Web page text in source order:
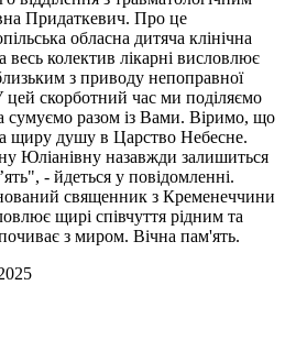
Придаткевич. Про це
обласна дитяча клінічна
весь колектив лікарні висловлює
з приводу непоправної
скорботний час ми поділяємо
сумуємо разом із Вами. Віримо, що
щиру душу в Царство Небесне.
Юліанівну назавжди залишиться
- йдеться у повідомленні.
священник з Кременеччини
щирі співчуття рідним та
з миром. Вічна пам'ять.